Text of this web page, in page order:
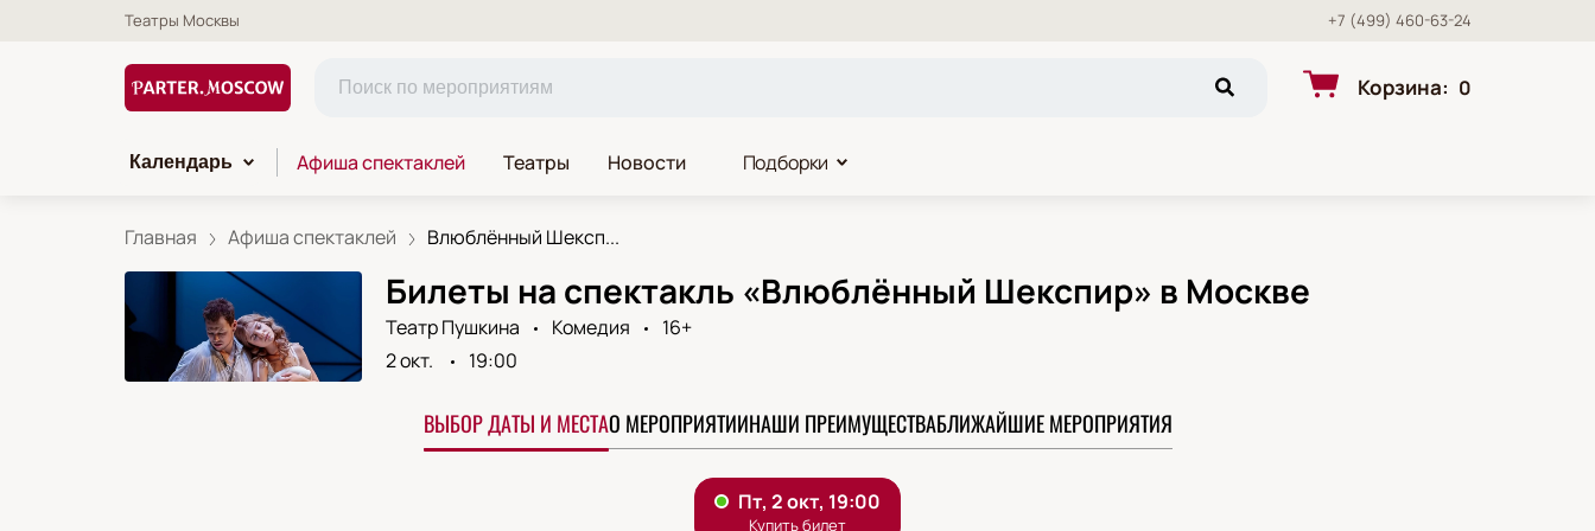
Театры Москвы +7 (499) 460-63-24
Корзина: 0
Календарь Афиша спектаклей Театры Новости Подборки
Главная Афиша спектаклей Влюблённый Шексп...
Билеты на спектакль «Влюблённый Шекспир» в Москве
Театр Пушкина Комедия
16+
2 окт.
19:00
ВЫБОР ДАТЫ И МЕСТАО МЕРОПРИЯТИИНАШИ ПРЕИМУЩЕСТВАБЛИЖАЙШИЕ МЕРОПРИЯТИЯ